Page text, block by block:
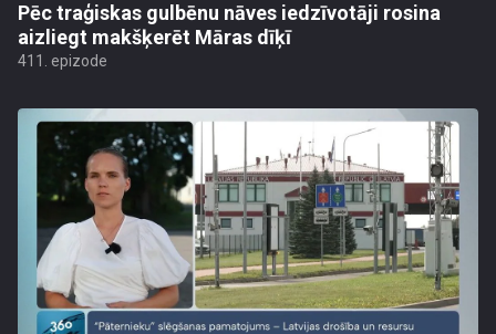
Pēc traģiskas gulbēnu nāves iedzīvotāji rosina
aizliegt makšķerēt Māras dīķī
411. epizode